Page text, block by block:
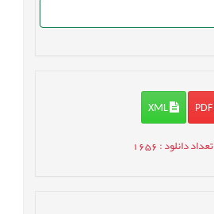
XML
تعداد دانلود: 1656